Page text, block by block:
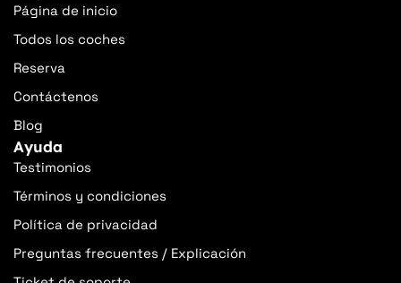
Página de inicio
Todos los coches
Reserva
Contáctenos
Blog
Ayuda
Testimonios
Términos y condiciones
Política de privacidad
Preguntas frecuentes / Explicación